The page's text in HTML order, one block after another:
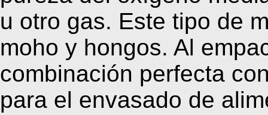
u otro gas. Este tipo de
moho y hongos. Al
combinación perfecta
para el envasado de